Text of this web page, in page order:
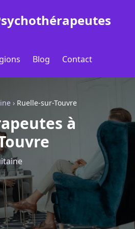
Blog Contact
› Ruelle-sur-Touvre
à